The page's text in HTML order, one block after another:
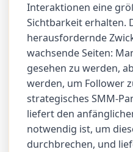
Interaktionen eine
Sichtbarkeit erhalten.
herausfordernde
wachsende Seiten:
gesehen zu werden,
werden, um Follower
strategisches SMM-
liefert den
notwendig ist, um
durchbrechen, und